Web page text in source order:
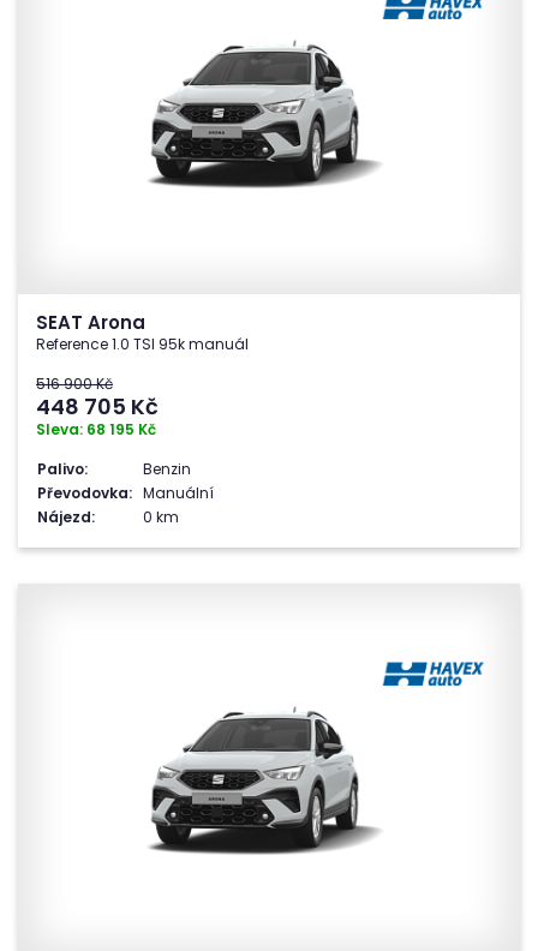
SEAT Arona
Reference 1.0 TSI 95k manuál
516 900 Kč
448 705 Kč
Sleva: 68 195 Kč
Palivo:
Benzin
Převodovka: Manuální
Nájezd:
0 km